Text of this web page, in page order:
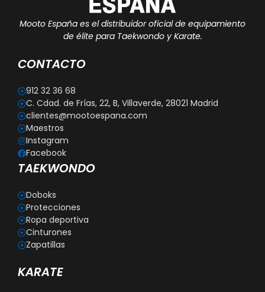
Mooto España es el distribuidor oficial de equipamiento
de élite para Taekwondo y Karate.
CONTACTO
912 32 36 68
C. Cdad. de Frías, 22, B, Villaverde, 28021 Madrid
clientes@mootoespana.com
Maestros
Instagram
Facebook
TAEKWONDO
Doboks
Protecciones
Ropa deportiva
Cinturones
Zapatillas
KARATE